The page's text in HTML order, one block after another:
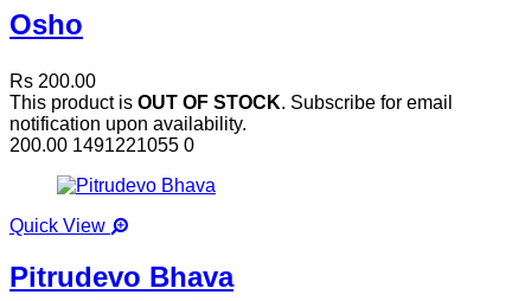
Osho
Rs 200.00
This product is OUT OF STOCK. Subscribe for email
notification upon availability.
200.00 1491221055 0
Quick View
Pitrudevo Bhava